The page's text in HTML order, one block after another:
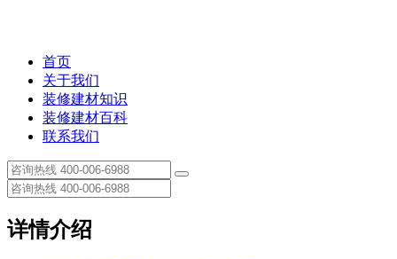
首页
关于我们
装修建材知识
装修建材百科
联系我们
详情介绍